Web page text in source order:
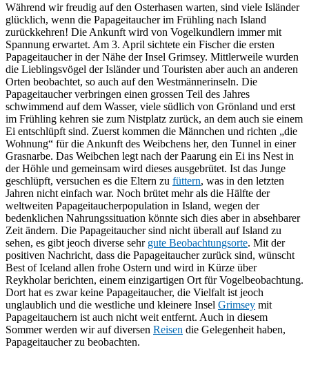
Während wir freudig auf den Osterhasen warten, sind viele Isländer
glücklich, wenn die Papageitaucher im Frühling nach Island
zurückkehren! Die Ankunft wird von Vogelkundlern immer mit
Spannung erwartet. Am 3. April sichtete ein Fischer die ersten
Papageitaucher in der Nähe der Insel Grimsey. Mittlerweile wurden
die Lieblingsvögel der Isländer und Touristen aber auch an anderen
Orten beobachtet, so auch auf den Westmännerinseln. Die
Papageitaucher verbringen einen grossen Teil des Jahres
schwimmend auf dem Wasser, viele südlich von Grönland und erst
im Frühling kehren sie zum Nistplatz zurück, an dem auch sie einem
Ei entschlüpft sind. Zuerst kommen die Männchen und richten „die
Wohnung“ für die Ankunft des Weibchens her, den Tunnel in einer
Grasnarbe. Das Weibchen legt nach der Paarung ein Ei ins Nest in
der Höhle und gemeinsam wird dieses ausgebrütet. Ist das Junge
geschlüpft, versuchen es die Eltern zu füttern, was in den letzten
Jahren nicht einfach war. Noch brütet mehr als die Hälfte der
weltweiten Papageitaucherpopulation in Island, wegen der
bedenklichen Nahrungssituation könnte sich dies aber in absehbarer
Zeit ändern. Die Papageitaucher sind nicht überall auf Island zu
sehen, es gibt jeoch diverse sehr gute Beobachtungsorte. Mit der
positiven Nachricht, dass die Papageitaucher zurück sind, wünscht
Best of Iceland allen frohe Ostern und wird in Kürze über
Reykholar berichten, einem einzigartigen Ort für Vogelbeobachtung.
Dort hat es zwar keine Papageitaucher, die Vielfalt ist jeoch
unglaublich und die westliche und kleinere Insel Grimsey mit
Papageitauchern ist auch nicht weit entfernt. Auch in diesem
Sommer werden wir auf diversen Reisen die Gelegenheit haben,
Papageitaucher zu beobachten.